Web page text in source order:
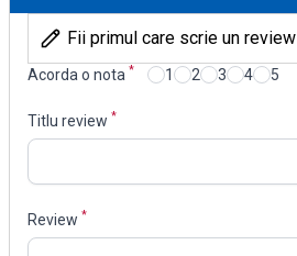
Fii primul care scrie un review
Acorda o nota * 1 2 3 4 5
Titlu review *
Review *